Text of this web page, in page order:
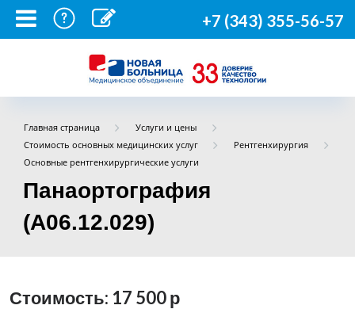
+7 (343) 355-56-57
Главная страница
Услуги и цены
Стоимость основных медицинских услуг
Рентгенхирургия
Основные рентгенхирургические услуги
Панаортография
(A06.12.029)
Стоимость: 17 500р